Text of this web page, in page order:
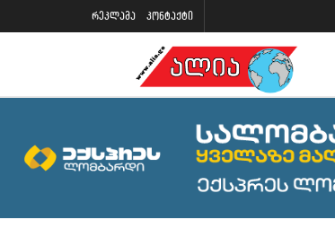
რეკლამა კონტაქტი